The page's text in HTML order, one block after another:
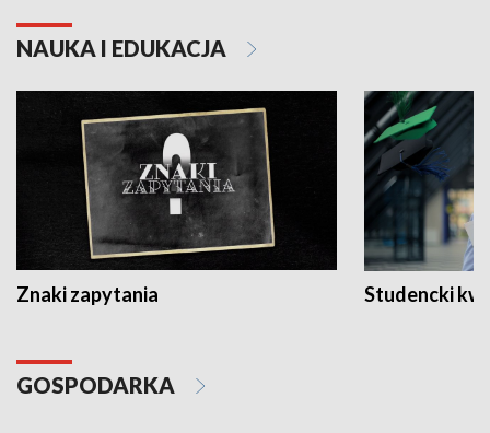
NAUKA I EDUKACJA
Znaki zapytania Studencki
GOSPODARKA